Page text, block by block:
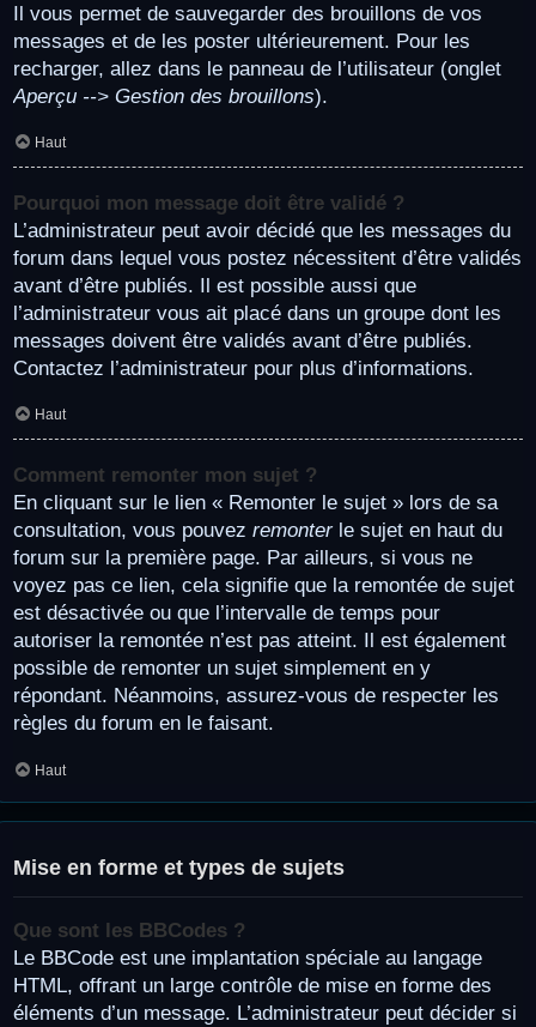
Il vous permet de sauvegarder des brouillons de vos
messages et de les poster ultérieurement. Pour les
recharger, allez dans le panneau de l’utilisateur (onglet
Aperçu --> Gestion des brouillons).
Haut
Pourquoi mon message doit être validé ?
L’administrateur peut avoir décidé que les messages du
forum dans lequel vous postez nécessitent d’être validés
avant d’être publiés. Il est possible aussi que
l’administrateur vous ait placé dans un groupe dont les
messages doivent être validés avant d’être publiés.
Contactez l’administrateur pour plus d’informations.
Haut
Comment remonter mon sujet ?
En cliquant sur le lien « Remonter le sujet » lors de sa
consultation, vous pouvez remonterle sujet en haut du
forum sur la première page. Par ailleurs, si vous ne
voyez pas ce lien, cela signifie que la remontée de sujet
est désactivée ou que l’intervalle de temps pour
autoriser la remontée n’est pas atteint. Il est également
possible de remonter un sujet simplement en y
répondant. Néanmoins, assurez-vous de respecter les
règles du forum en le faisant.
Haut
Mise en forme et types de sujets
Que sont les BBCodes ?
Le BBCode est une implantation spéciale au langage
HTML, offrant un large contrôle de mise en forme des
éléments d’un message. L’administrateur peut décider si